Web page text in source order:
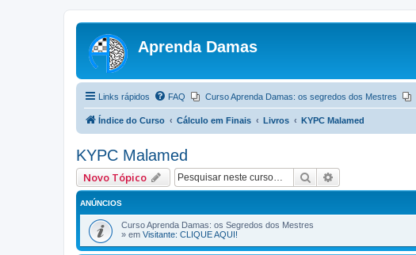
Aprenda Damas
Links rápidos FAQ Curso Aprenda Damas: os segredos dos Mestres
Índice do Curso Cálculo em Finais Livros KYPC Malamed
KYPC Malamed
Novo Tópico Pesquisar
ANÚNCIOS
Curso Aprenda Damas: os Segredos dos Mestres
» em Visitante: CLIQUE AQUI!